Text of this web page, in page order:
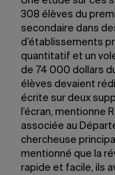
308 élèves du
secondaire dans
d’établissements
quantitatif et un
de 74 000 dollars
élèves devaient
écrite sur deux
l’écran, mentionne
associée au
chercheuse
mentionné que la
rapide et facile, ils